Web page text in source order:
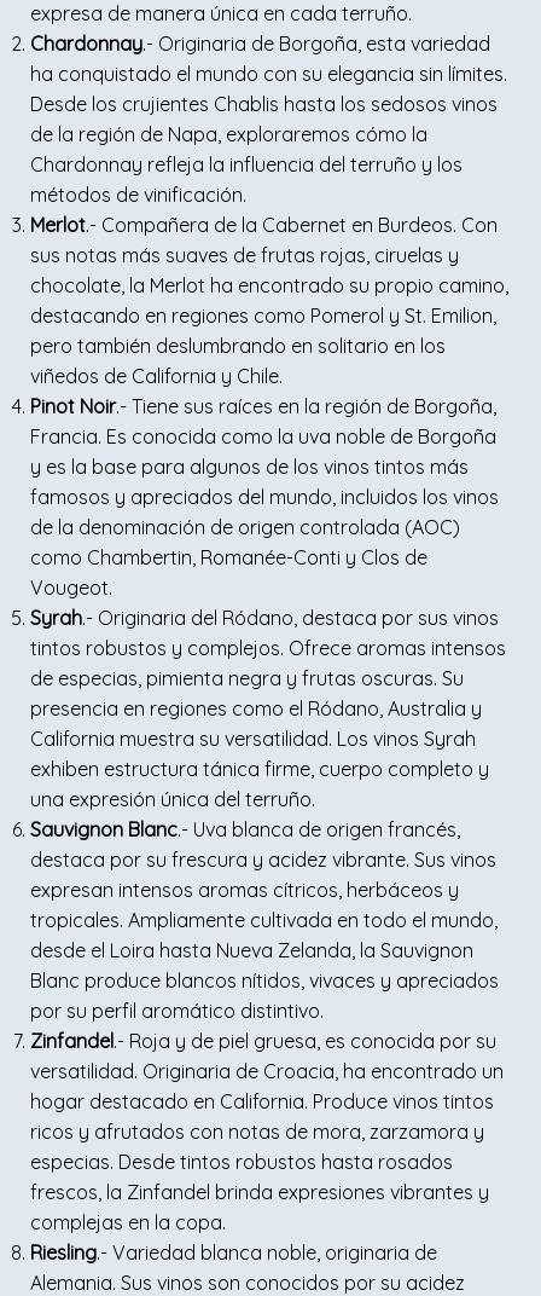
expresa de manera única en cada terruño.
Chardonnay.- Originaria de Borgoña, esta variedad
ha conquistado el mundo con su elegancia sin límites.
Desde los crujientes Chablis hasta los sedosos vinos
de la región de Napa, exploraremos cómo la
Chardonnay refleja la influencia del terruño y los
métodos de vinificación.
Merlot.- Compañera de la Cabernet en Burdeos. Con
sus notas más suaves de frutas rojas, ciruelas y
chocolate, la Merlot ha encontrado su propio camino,
destacando en regiones como Pomerol y St. Emilion,
pero también deslumbrando en solitario en los
viñedos de California y Chile.
Pinot Noir.- Tiene sus raíces en la región de Borgoña,
Francia. Es conocida como la uva noble de Borgoña
y es la base para algunos de los vinos tintos más
famosos y apreciados del mundo, incluidos los vinos
de la denominación de origen controlada (AOC)
como Chambertin, Romanée-Conti y Clos de
Vougeot.
Syrah.- Originaria del Ródano, destaca por sus vinos
tintos robustos y complejos. Ofrece aromas intensos
de especias, pimienta negra y frutas oscuras. Su
presencia en regiones como el Ródano, Australia y
California muestra su versatilidad. Los vinos Syrah
exhiben estructura tánica firme, cuerpo completo y
una expresión única del terruño.
Sauvignon Blanc.- Uva blanca de origen francés,
destaca por su frescura y acidez vibrante. Sus vinos
expresan intensos aromas cítricos, herbáceos y
tropicales. Ampliamente cultivada en todo el mundo,
desde el Loira hasta Nueva Zelanda, la Sauvignon
Blanc produce blancos nítidos, vivaces y apreciados
por su perfil aromático distintivo.
Zinfandel.- Roja y de piel gruesa, es conocida por su
versatilidad. Originaria de Croacia, ha encontrado un
hogar destacado en California. Produce vinos tintos
ricos y afrutados con notas de mora, zarzamora y
especias. Desde tintos robustos hasta rosados
frescos, la Zinfandel brinda expresiones vibrantes y
complejas en la copa.
Riesling.- Variedad blanca noble, originaria de
Alemania. Sus vinos son conocidos por su acidez